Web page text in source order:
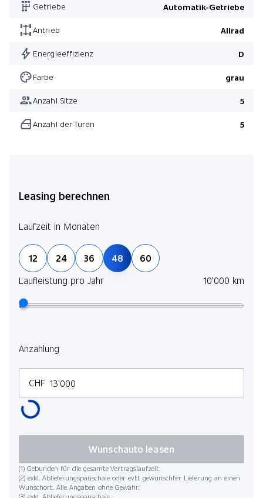
Pack Exclusive
Getriebe Automatik-Getriebe
Antrieb Allrad
Energieeffizienz D
Farbe grau
Anzahl Sitze 5
Anzahl der Türen 5
Leasing berechnen
Laufzeit in Monaten
12 24 36 48
60
Laufleistung pro Jahr
10'000 km
Anzahlung
CHF
(1) Gebunden für die gesamte Vertragslaufzeit.
(2) exkl. Ablieferungspauschale oder evtl. gewünschter Lieferung an einen
Wunschort. Alle Angaben ohne Gewähr.
Wunschauto leasen